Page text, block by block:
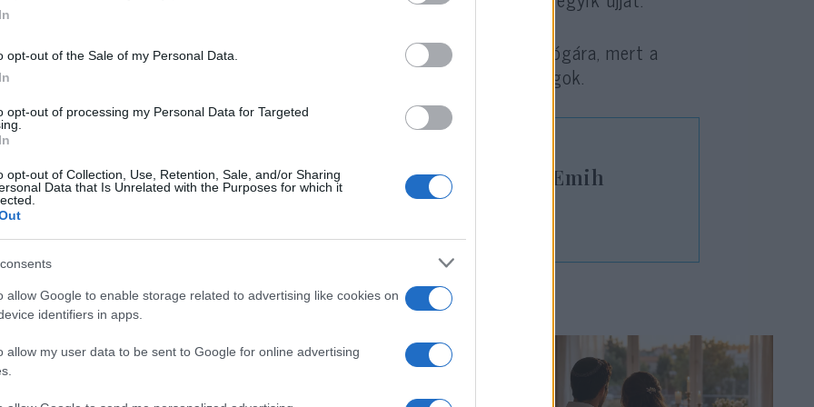
opt-out of the Sale of my Personal Data.
opt-out of processing my Personal Data for Targeted
opt-out of Collection, Use, Retention, Sale, and/or Sharing
Data that Is Unrelated with the Purposes for which it
allow Google to enable storage related to advertising like cookies on
identifiers in apps.
allow my user data to be sent to Google for online advertising
ezután felhívta a 911-et, hogy azt mondja, azért lőtt egy zsinagógára, mert a
„minden fehér embert el akarnak pusztítani” – közölték a hatóságok.
Antiszemita garázdákat füleltek le az Emih
zsinagóga-avató ünnepségén